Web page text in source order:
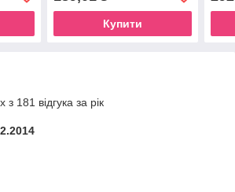
Купити
181 відгука за рік